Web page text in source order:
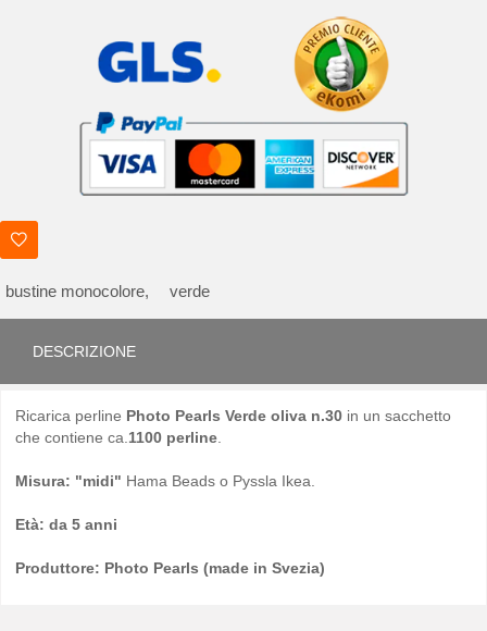
bustine monocolore, verde
DESCRIZIONE
Ricarica perline Photo Pearls Verde oliva n.30 in un sacchetto
che contiene ca.1100 perline.
Misura: "midi" Hama Beads o Pyssla Ikea.
Età: da 5 anni
Produttore: Photo Pearls (made in Svezia)